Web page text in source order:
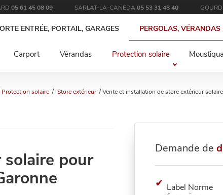
05 61 45 08 09 SARLAT-LA-CANEDA05 53 31 48 40
ENTRÉE, PORTAIL, GARAGES PERGOLAS, VÉRANDAS
Carport Vérandas Protection solaire
Protection solaire Store extérieur Vente et installation de store extérieur
pour
Demande de
Label Norme